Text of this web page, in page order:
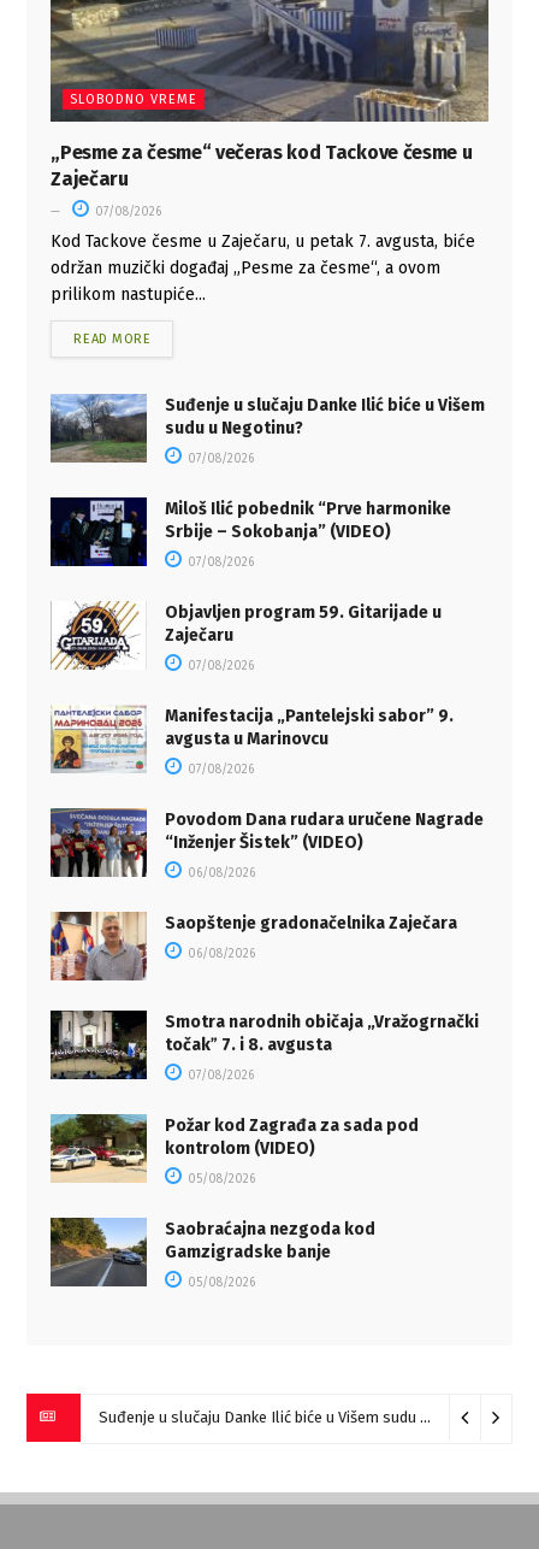
SLOBODNO VREME
„Pesme za česme“ večeras kod Tackove česme u
Zaječaru
07/08/2026
Kod Tackove česme u Zaječaru, u petak 7. avgusta, biće
održan muzički događaj „Pesme za česme“, a ovom
prilikom nastupiće...
READ MORE
Suđenje u slučaju Danke Ilić biće u Višem
sudu u Negotinu?
07/08/2026
Miloš Ilić pobednik “Prve harmonike
Srbije – Sokobanja” (VIDEO)
07/08/2026
Objavljen program 59. Gitarijade u
Zaječaru
07/08/2026
Manifestacija „Pantelejski sabor” 9.
avgusta u Marinovcu
07/08/2026
Povodom Dana rudara uručene Nagrade
“Inženjer Šistek” (VIDEO)
06/08/2026
Saopštenje gradonačelnika Zaječara
06/08/2026
Smotra narodnih običaja „Vražogrnački
točakˮ 7. i 8. avgusta
07/08/2026
Požar kod Zagrađa za sada pod
kontrolom (VIDEO)
05/08/2026
Saobraćajna nezgoda kod
Gamzigradske banje
05/08/2026
Suđenje u slučaju Danke Ilić biće u Višem sudu u Negotinu?